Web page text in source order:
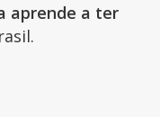
aprende a ter